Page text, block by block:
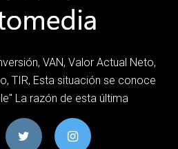
VAN, Valor Actual Neto,
TIR, Esta situación se conoce
La razón de esta última